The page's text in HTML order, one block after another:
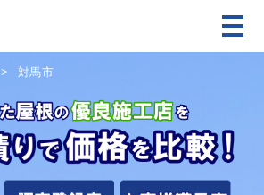
対馬市